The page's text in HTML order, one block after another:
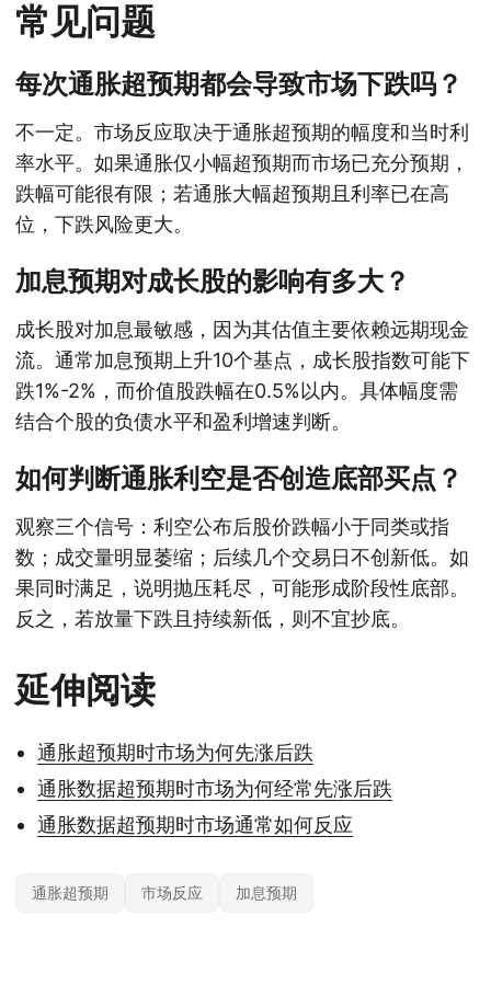
常见问题
每次通胀超预期都会导致市场下跌吗？
不一定。市场反应取决于通胀超预期的幅度和当时利
率水平。如果通胀仅小幅超预期而市场已充分预期，
跌幅可能很有限；若通胀大幅超预期且利率已在高
位，下跌风险更大。
加息预期对成长股的影响有多大？
成长股对加息最敏感，因为其估值主要依赖远期现金
流。通常加息预期上升10个基点，成长股指数可能下
跌1%-2%，而价值股跌幅在0.5%以内。具体幅度需
结合个股的负债水平和盈利增速判断。
如何判断通胀利空是否创造底部买点？
观察三个信号：利空公布后股价跌幅小于同类或指
数；成交量明显萎缩；后续几个交易日不创新低。如
果同时满足，说明抛压耗尽，可能形成阶段性底部。
反之，若放量下跌且持续新低，则不宜抄底。
延伸阅读
通胀超预期时市场为何先涨后跌
通胀数据超预期时市场为何经常先涨后跌
通胀数据超预期时市场通常如何反应
通胀超预期 市场反应 加息预期